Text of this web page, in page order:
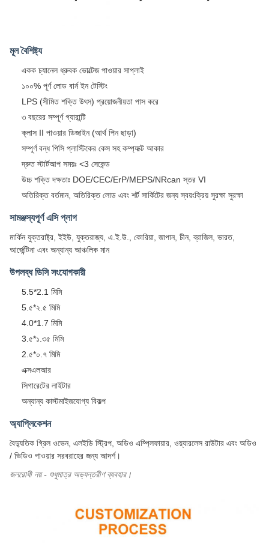
মূল বৈশিষ্ট্য
একক চ্যানেল ধ্রুবক ভোল্টেজ পাওয়ার সাপ্লাই
১০০% পূর্ণ লোড বার্ন ইন টেস্টিং
LPS (সীমিত শক্তি উৎস) প্রয়োজনীয়তা পাস করে
৩ বছরের সম্পূর্ণ গ্যারান্টি
ক্লাস II পাওয়ার ডিজাইন (আর্থ পিন ছাড়া)
সম্পূর্ণ বন্ধ পিসি প্লাস্টিকের কেস সহ কম্প্যাক্ট আকার
দ্রুত স্টার্টআপ সময়ঃ <3 সেকেন্ড
উচ্চ শক্তি দক্ষতাঃ DOE/CEC/ErP/MEPS/NRcan স্তর VI
অতিরিক্ত বর্তমান, অতিরিক্ত লোড এবং শর্ট সার্কিটের জন্য স্বয়ংক্রিয় সুরক্ষা সুরক্ষা
সামঞ্জস্যপূর্ণ এসি প্লাগ
মার্কিন যুক্তরাষ্ট্র, ইইউ, যুক্তরাজ্য, এ.ই.উ., কোরিয়া, জাপান, চীন, ব্রাজিল, ভারত,
আর্জেন্টিনা এবং অন্যান্য আঞ্চলিক মান
উপলব্ধ ডিসি সংযোগকারী
5.5*2.1 মিমি
5.৫*২.৫ মিমি
4.0*1.7 মিমি
3.৫*১.৩৫ মিমি
2.৫*০.৭ মিমি
এক্সএলআর
সিগারেটের লাইটার
অন্যান্য কাস্টমাইজযোগ্য বিকল্প
অ্যাপ্লিকেশন
বৈদ্যুতিক গ্রিল ওভেন, এলইডি স্ট্রিপ, অডিও এম্প্লিফায়ার, ওয়্যারলেস রাউটার এবং অডিও
/ ভিডিও পাওয়ার সরবরাহের জন্য আদর্শ।
জলরোধী নয় - শুধুমাত্র অভ্যন্তরীণ ব্যবহার।